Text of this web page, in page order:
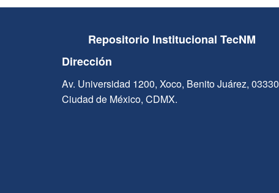
Repositorio Institucional TecNM
Dirección
Av. Universidad 1200, Xoco, Benito Juárez, 03330
Ciudad de México, CDMX.